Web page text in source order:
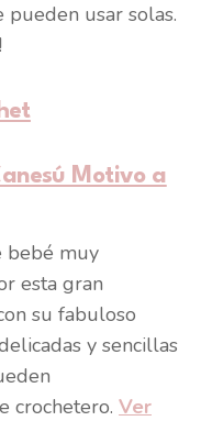
pueden usar solas.
Motivo a
bebé muy
esta gran
su fabuloso
y sencillas
crochetero. Ver